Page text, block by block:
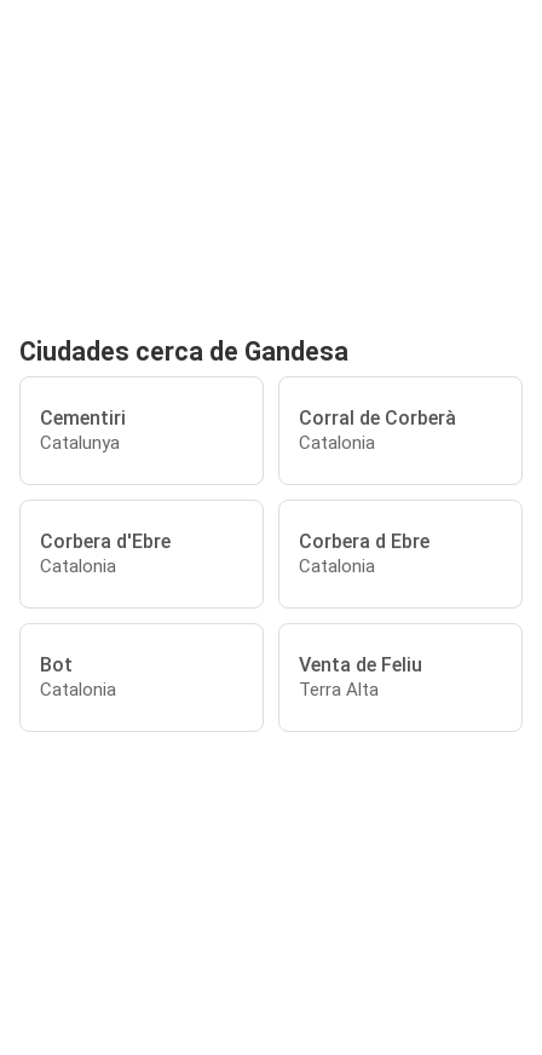
Ciudades cerca de Gandesa
Cementiri
Catalunya
Corral de Corberà
Catalonia
Corbera d'Ebre
Catalonia
Corbera d Ebre
Catalonia
Bot
Catalonia
Venta de Feliu
Terra Alta